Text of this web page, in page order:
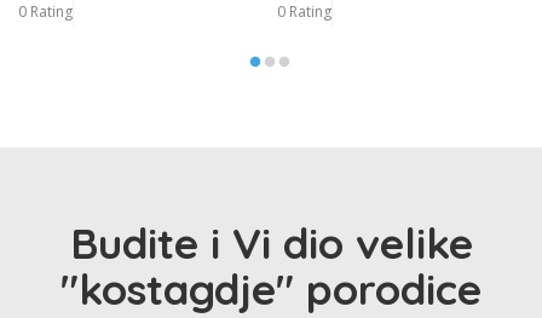
0 Rating 0 Rating
Budite i Vi dio velike
"kostagdje" porodice